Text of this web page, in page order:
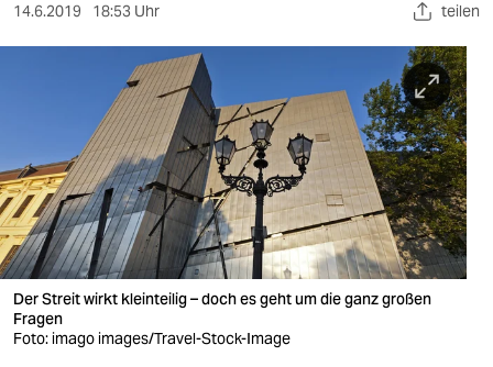
nord
wahrheit
verlag
verlag
14.6.2019 18:53 Uhr teilen
Der Streit wirkt kleinteilig – doch es geht um die ganz großen
Fragen
Foto: imago images/Travel-Stock-Image